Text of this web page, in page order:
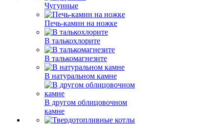
Чугунные
Печь-камин на ножке
В талькохлорите
В талькомагнезите
В натуральном камне
В другом облицовочном
камне